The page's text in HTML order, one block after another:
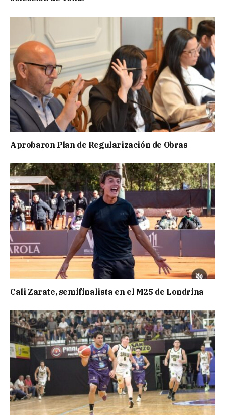
Aprobaron Plan de Regularización de Obras
Cali Zarate, semifinalista en el M25 de Londrina